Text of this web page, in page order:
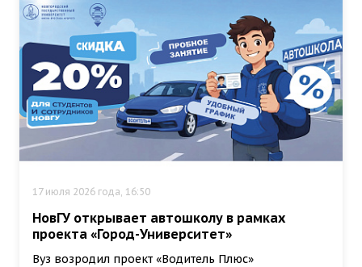
17 июля 2026 года, 16:50
НовГУ открывает автошколу в рамках
проекта «Город-Университет»
Вуз возродил проект «Водитель Плюс»